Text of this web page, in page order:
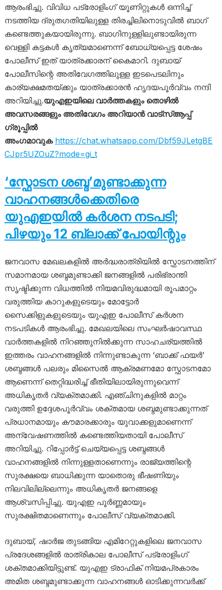
ആരംഭിച്ചു. വിവിധ പട്രോളിംഗ് യൂണിറ്റുകൾ ഒന്നിച്ച്
നടത്തിയ ദ്രുതഗതിയിലുള്ള തിരച്ചിലിനൊടുവിൽ ബാഗ്
കണ്ടെത്തുകയായിരുന്നു. ബാഗിനുള്ളിലുണ്ടായിരുന്ന
വെള്ളി കട്ടകൾ കൃത്യമാണെന്ന് ബോധ്യപ്പെട്ട ശേഷം
പോലീസ് ഇത് യാത്രക്കാരന് കൈമാറി. ദുബായ്
പോലീസിന്റെ അതിവേഗത്തിലുള്ള ഇടപെടലിനും
കാര്യക്ഷമതയ്ക്കും യാത്രക്കാരൻ ഹൃദയപൂർവ്വം നന്ദി
അറിയിച്ചു.യുഎഇയിലെ വാർത്തകളും തൊഴിൽ
അവസരങ്ങളും അതിവേഗം അറിയാൻ വാട്സ്ആപ്പ്
ഗ്രൂപ്പിൽ
അംഗമാവുക https://chat.whatsapp.com/Dbf59JLetgBE
CJpr5UZOuZ?mode=gi_t
‘സ്ഫോടന ശബ്ദ’മുണ്ടാക്കുന്ന
വാഹനങ്ങൾക്കെതിരെ
യുഎഇയിൽ കർശന നടപടി;
പിഴയും 12 ബ്ലാക്ക് പോയിന്റും
ജനവാസ മേഖലകളിൽ അർദ്ധരാത്രിയിൽ സ്ഫോടനത്തിന്
സമാനമായ ശബ്ദമുണ്ടാക്കി ജനങ്ങളിൽ പരിഭ്രാന്തി
സൃഷ്ടിക്കുന്ന വിധത്തിൽ നിയമവിരുദ്ധമായി രൂപമാറ്റം
വരുത്തിയ കാറുകളുടെയും മോട്ടോർ
സൈക്കിളുകളുടെയും യുഎഇ പോലീസ് കർശന
നടപടികൾ ആരംഭിച്ചു. മേഖലയിലെ സംഘർഷാവസ്ഥ
വാർത്തകളിൽ നിറഞ്ഞുനിൽക്കുന്ന സാഹചര്യത്തിൽ
ഇത്തരം വാഹനങ്ങളിൽ നിന്നുണ്ടാകുന്ന ‘ബാക്ക് ഫയർ’
ശബ്ദങ്ങൾ പലരും മിസൈൽ ആക്രമണമോ സ്ഫോടനമോ
ആണെന്ന് തെറ്റിദ്ധരിച്ച് ഭീതിയിലായിരുന്നുവെന്ന്
അധികൃതർ വ്യക്തമാക്കി. എഞ്ചിനുകളിൽ മാറ്റം
വരുത്തി ഉദ്ദേശപൂർവ്വം ശക്തമായ ശബ്ദമുണ്ടാക്കുന്നത്
പ്രധാനമായും കൗമാരക്കാരും യുവാക്കളുമാണെന്ന്
അന്വേഷണത്തിൽ കണ്ടെത്തിയതായി പോലീസ്
അറിയിച്ചു. റിപ്പോർട്ട് ചെയ്യപ്പെട്ട ശബ്ദങ്ങൾ
വാഹനങ്ങളിൽ നിന്നുള്ളതാണെന്നും രാജ്യത്തിന്റെ
സുരക്ഷയെ ബാധിക്കുന്ന യാതൊരു ഭീഷണിയും
നിലവിലില്ലെന്നും അധികൃതർ ജനങ്ങളെ
ആശ്വസിപ്പിച്ചു. യുഎഇ പൂർണ്ണമായും
സുരക്ഷിതമാണെന്നും പോലീസ് വ്യക്തമാക്കി.
ദുബായ്, ഷാർജ തുടങ്ങിയ എമിറേറ്റുകളിലെ ജനവാസ
പ്രദേശങ്ങളിൽ രാത്രികാല പോലീസ് പട്രോളിംഗ്
ശക്തമാക്കിയിട്ടുണ്ട്. യുഎഇ ട്രാഫിക് നിയമപ്രകാരം
അമിത ശബ്ദമുണ്ടാക്കുന്ന വാഹനങ്ങൾ ഓടിക്കുന്നവർക്ക്